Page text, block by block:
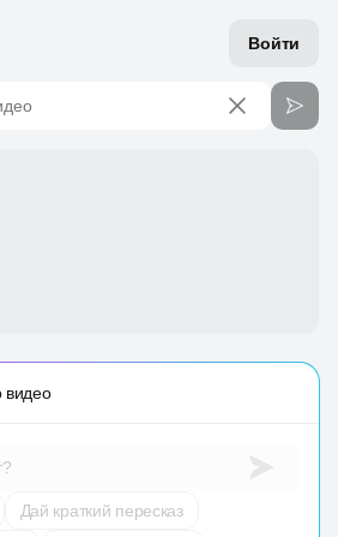
Войти
видео
Дай краткий пересказ